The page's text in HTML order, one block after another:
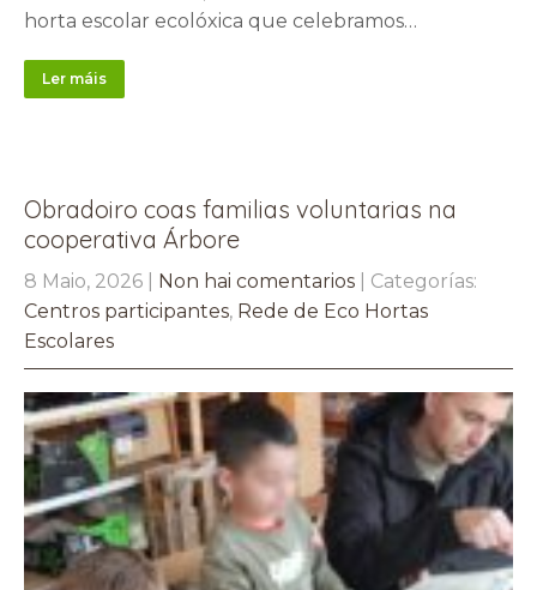
horta escolar ecolóxica que celebramos…
Ler máis
Obradoiro coas familias voluntarias na
cooperativa Árbore
8 Maio, 2026 Non hai comentarios
| Categorías:
Centros participantes, Rede de Eco Hortas
Escolares